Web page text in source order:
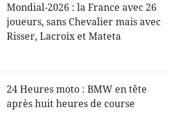
Mondial-2026 : la France avec 26
joueurs, sans Chevalier mais avec
Risser, Lacroix et Mateta
24 Heures moto : BMW en tête
après huit heures de course